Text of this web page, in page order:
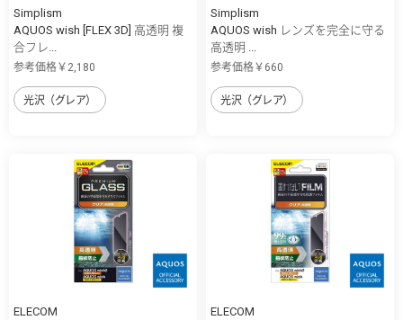
Simplism
AQUOS wish [FLEX 3D] 高透明 複
合フレ...
参考価格￥2,180
光沢（グレア）
Simplism
AQUOS wish レンズを完全に守る
高透明 ...
参考価格￥660
光沢（グレア）
ELECOM
ELECOM